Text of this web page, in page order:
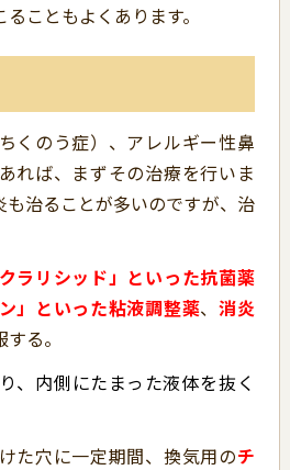
こともよくあります。
くのう症）、アレルギー性鼻
れば、まずその治療を行いま
も治ることが多いのですが、治
ラリシッド」といった抗菌薬
」といった粘液調整薬、 消炎
る。
、内側にたまった液体を抜く
た穴に一定期間、換気用のチ